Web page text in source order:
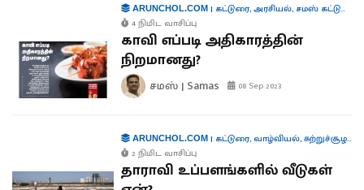
ARUNCHOL.COM| கட்டுரை,அரசியல், சமஸ் கட்டுரை
4 நிமிட வாசிப்பு
காவி எப்படி அதிகாரத்தின்
நிறமானது?
சமஸ் | Samas 08 Sep 2023
ARUNCHOL.COM| கட்டுரை, வாழ்வியல்,சுற்றுச்சூழல்
2 நிமிட வாசிப்பு
தாராவி உப்பளங்களில் வீடுகள்